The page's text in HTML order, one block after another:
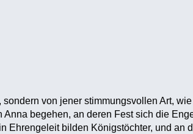
von jener stimmungsvollen Art,
begehen, an deren Fest sich die
Ehrengeleit bilden Königstöchter, und an